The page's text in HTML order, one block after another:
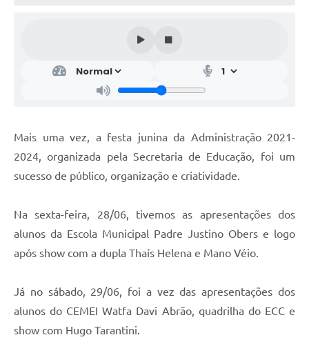
Mais uma vez, a festa junina da Administração 2021-
2024, organizada pela Secretaria de Educação, foi um
sucesso de público, organização e criatividade.
Na sexta-feira, 28/06, tivemos as apresentações dos
alunos da Escola Municipal Padre Justino Obers e logo
após show com a dupla Thaís Helena e Mano Véio.
Já no sábado, 29/06, foi a vez das apresentações dos
alunos do CEMEI Watfa Davi Abrão, quadrilha do ECC e
show com Hugo Tarantini.